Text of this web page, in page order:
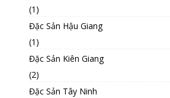
(1)
Đặc Sản Hậu Giang
(1)
Đặc Sản Kiên Giang
(2)
Đặc Sản Tây Ninh